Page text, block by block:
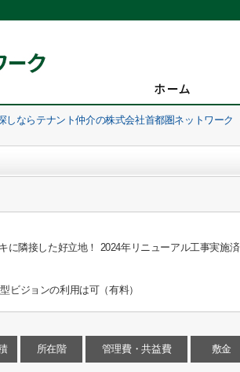
しならテナント仲介の株式会社首都圏ネットワーク
に隣接した好立地！ 2024年リニューアル工事実施済
ビジョンの利用は可（有料）
所在階 管理費・共益費 敷金